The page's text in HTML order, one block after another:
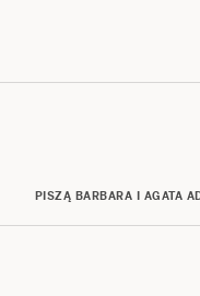
PISZĄ BARBARA I AGATA